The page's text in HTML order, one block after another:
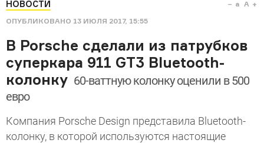
НОВОСТИ
ОПУБЛИКОВАНО 13 ИЮЛЯ 2017, 15:55
a A
В Porsche сделали из патрубков
суперкара 911 GT3 Bluetooth-
колонку 60-ваттную колонку оценили в 500
евро
Компания Porsche Design представила Bluetooth-
колонку, в которой используются настоящие